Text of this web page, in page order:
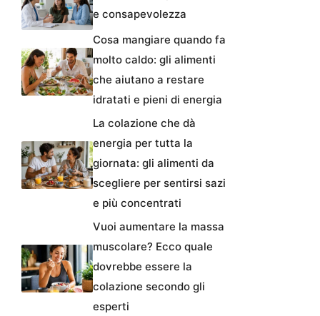
e consapevolezza
Cosa mangiare quando fa
molto caldo: gli alimenti
che aiutano a restare
idratati e pieni di energia
La colazione che dà
energia per tutta la
giornata: gli alimenti da
scegliere per sentirsi sazi
e più concentrati
Vuoi aumentare la massa
muscolare? Ecco quale
dovrebbe essere la
colazione secondo gli
esperti